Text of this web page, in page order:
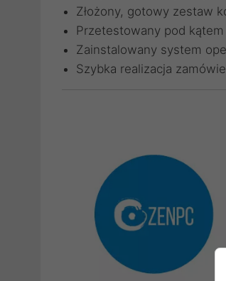
Złożony, gotowy zestaw
Przetestowany pod
Zainstalowany system
Szybka realizacja